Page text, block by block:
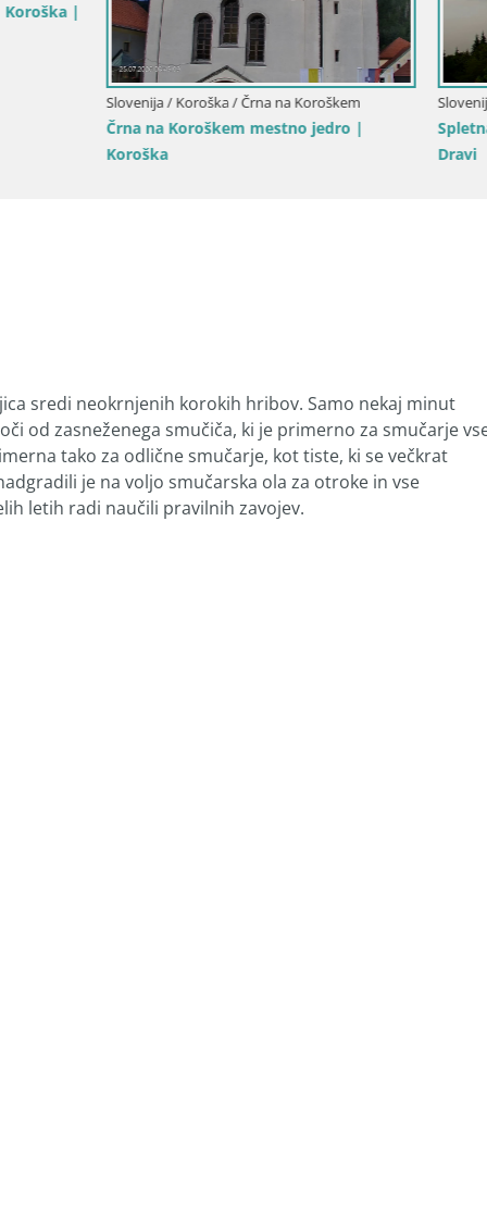
/ Radlje ob Dravi
Kapunar – Radlje ob
Smučišče Poseka – Ravne na
sredi neokrnjenih korokih hribov. Samo nekaj minut
od zasneženega smučiča, ki je primerno za smučarje
tako za odlične smučarje, kot tiste, ki se večkrat
je na voljo smučarska ola za otroke in vse
letih radi naučili pravilnih zavojev.